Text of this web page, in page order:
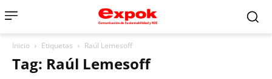
Inicio Etiquetas Raúl Lemesoff
Tag: Raúl Lemesoff